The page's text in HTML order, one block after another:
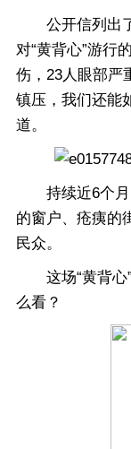
公开信列出了
对“黄背心”游行
伤，23人眼部严
镇压，我们还能
道。
持续近6个月
的窗户、疮痍的
民众。
这场“黄背心”
么看？